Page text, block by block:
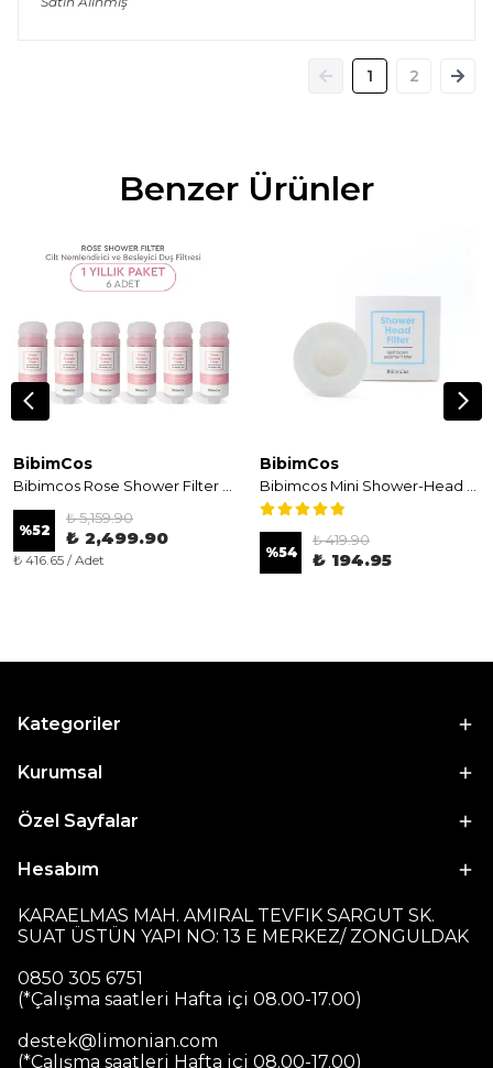
1 2
Benzer Ürünler
BibimCos
%52
₺ 5,159.90
₺ 2,499.90
₺ 416.65 / Adet
BibimCos
%54
₺ 419.90
₺ 194.95
Kategoriler
Kurumsal
Özel Sayfalar
Hesabım
KARAELMAS MAH. AMIRAL TEVFIK SARGUT SK.
SUAT ÜSTÜN YAPI NO: 13 E MERKEZ/ ZONGULDAK
0850 305 6751
(*Çalışma saatleri Hafta içi 08.00-17.00)
destek@limonian.com
(*Çalışma saatleri Hafta içi 08.00-17.00)